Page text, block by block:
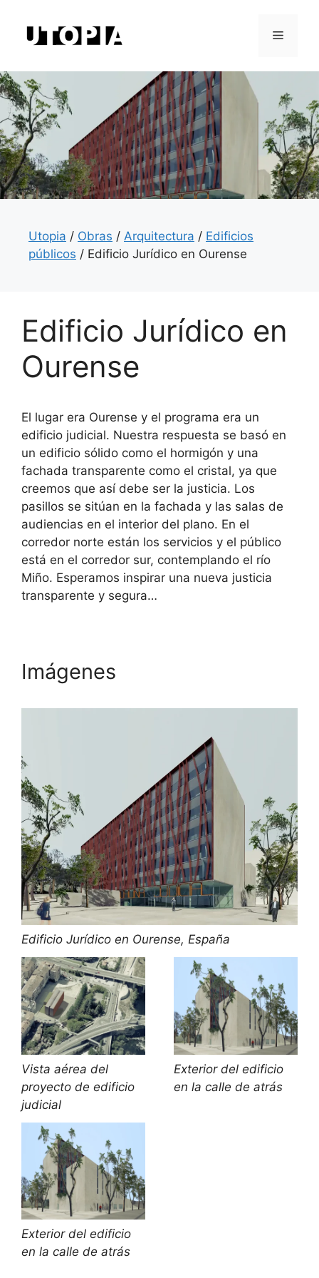
contenido
Menú
Utopia / Obras / Arquitectura / Edificios
públicos / Edificio Jurídico en Ourense
Edificio Jurídico en
Ourense
El lugar era Ourense y el programa era un
edificio judicial. Nuestra respuesta se basó en
un edificio sólido como el hormigón y una
fachada transparente como el cristal, ya que
creemos que así debe ser la justicia. Los
pasillos se sitúan en la fachada y las salas de
audiencias en el interior del plano. En el
corredor norte están los servicios y el público
está en el corredor sur, contemplando el río
Miño. Esperamos inspirar una nueva justicia
transparente y segura…
Imágenes
Edificio Jurídico en Ourense, España
Vista aérea del
proyecto de edificio
judicial
Exterior del edificio
en la calle de atrás
Exterior del edificio
en la calle de atrás